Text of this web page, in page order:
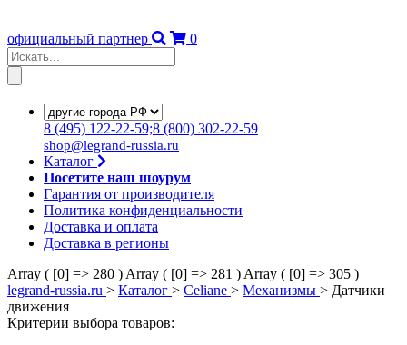
официальный партнер 0
8 (495) 122-22-59;8 (800) 302-22-59
shop@legrand-russia.ru
Каталог
Посетите наш шоурум
Гарантия от производителя
Политика конфиденциальности
Доставка и оплата
Доставка в регионы
Array ( [0] => 280 ) Array ( [0] => 281 ) Array ( [0] => 305 )
legrand-russia.ru > Каталог > Celiane > Механизмы > Датчики
движения
Критерии выбора товаров: